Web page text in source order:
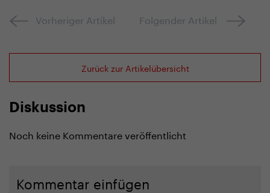
Vorheriger Artikel Folgender Artikel
Zurück zur Artikelübersicht
Diskussion
Noch keine Kommentare veröffentlicht
Kommentar einfügen